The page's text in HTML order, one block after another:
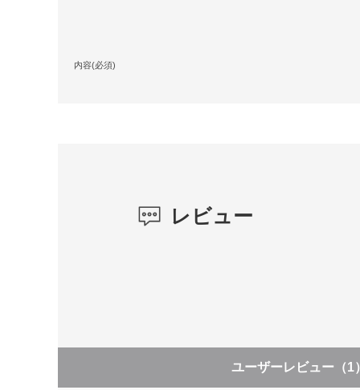
内容(必須)
レビュー
ユーザーレビュー （1